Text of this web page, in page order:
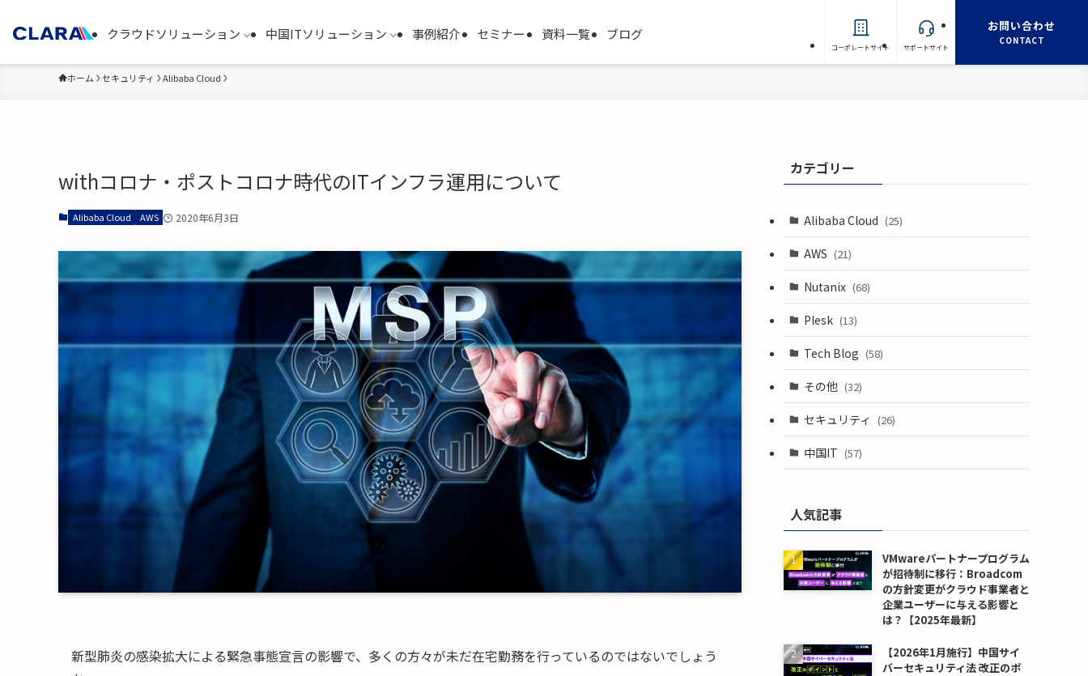
クラウドソリューション 中国ITソリューション 事例紹介 セミナー 資料一覧 ブログ
コーポレートサイト サポートサイト
お問い合わせ
CONTACT
ホーム セキュリティ Alibaba Cloud
withコロナ・ポストコロナ時代のITインフラ運用について
Alibaba Cloud AWS 2020年6月3日
新型肺炎の感染拡大による緊急事態宣言の影響で、多くの方々が未だ在宅勤務を行っているのではないでしょう
カテゴリー
Alibaba Cloud (25)
AWS (21)
Nutanix (68)
Plesk (13)
Tech Blog (58)
その他 (32)
セキュリティ (26)
中国IT (57)
人気記事
VMwareパートナープログラム
が招待制に移行：Broadcom
の方針変更がクラウド事業者と
企業ユーザーに与える影響と
は？【2025年最新】
【2026年1月施行】中国サイ
バーセキュリティ法 改正のポ